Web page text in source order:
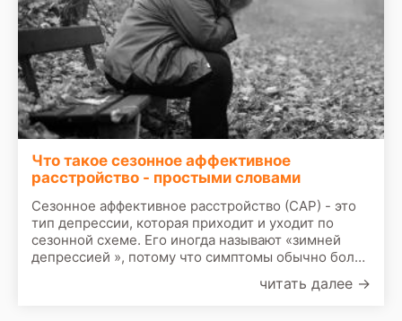
Что такое сезонное аффективное
расстройство - простыми словами
Сезонное аффективное расстройство (САР) - это
тип депрессии, которая приходит и уходит по
сезонной схеме. Его иногда называют «зимней
депрессией », потому что симптомы обычно более
времени. У некоторых людей с САР симптомы
читать далее →